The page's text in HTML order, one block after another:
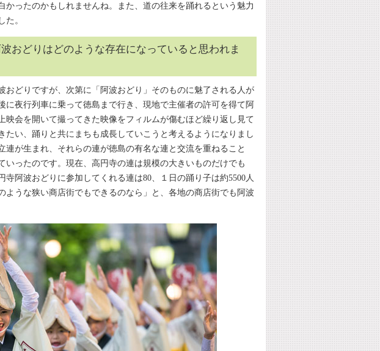
かったのかもしれませんね。また、道の往来を踊れるという魅力
た。
おどりはどのような存在になっていると思われま
おどりですが、次第に「阿波おどり」そのものに魅了される人が
に夜行列車に乗って徳島まで行き、現地で主催者の許可を得て阿
映会を開いて撮ってきた映像をフィルムが傷むほど繰り返し見て
たい、踊りと共にまちも成長していこうと考えるようになりまし
連が生まれ、それらの連が徳島の有名な連と交流を重ねること
いったのです。現在、高円寺の連は規模の大きいものだけでも
阿波おどりに参加してくれる連は80、１日の踊り子は約5500人
ような狭い商店街でもできるのなら」と、各地の商店街でも阿波